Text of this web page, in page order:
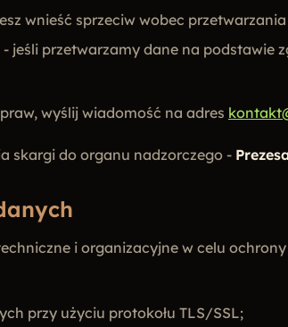
wnieść sprzeciw wobec
- jeśli przetwarzamy dane na podstawie
wyślij wiadomość na adres
skargi do organu nadzorczego -
i organizacyjne w celu
przy użyciu protokołu TLS/SSL;